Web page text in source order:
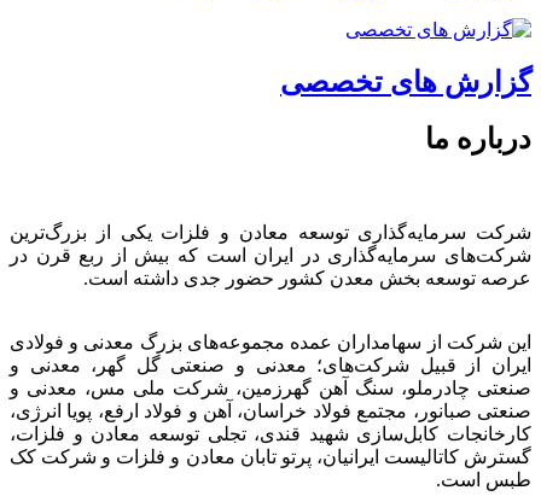
گزارش های تخصصی
درباره ما
شرکت سرمایه‌گذاری توسعه معادن و فلزات یکی از بزرگ‌ترین
شرکت‌های سرمایه‌گذاری در ایران است که بیش از ربع قرن در
عرصه توسعه بخش معدن کشور حضور جدی داشته است.
این شرکت از سهامداران عمده مجموعه‌های بزرگ معدنی و فولادی
ایران از قبیل شرکت‌های؛ معدنی و صنعتی گل گهر، معدنی و
صنعتی چادرملو، سنگ آهن گهرزمین، شرکت ملی مس، معدنی و
صنعتی صبانور، مجتمع فولاد خراسان، آهن و فولاد ارفع، پویا انرژی،
کارخانجات کابل‌سازی شهید قندی، تجلی توسعه معادن و فلزات،
گسترش کاتالیست ایرانیان، پرتو تابان معادن و فلزات و شرکت کک
طبس است.